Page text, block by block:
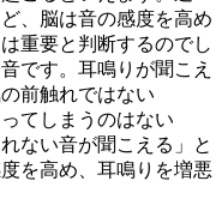
、脳は音の感度を高め
重要と判断するのでし
です。耳鳴りが聞こえ
前触れではない
てしまうのはない
ない音が聞こえる」と
を高め、耳鳴りを増悪